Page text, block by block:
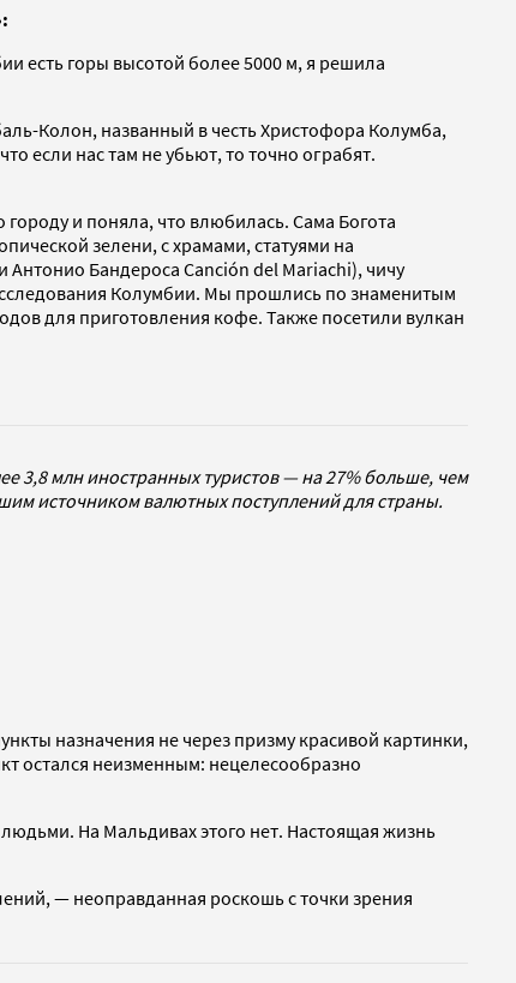
есть горы высотой более 5000 м, я решила
Колон, названный в честь Христофора Колумба,
если нас там не убьют, то точно ограбят.
и поняла, что влюбилась. Сама Богота
зелени, с храмами, статуями на
Антонио Бандероса Canción del Mariachi), чичу
Колумбии. Мы прошлись по знаменитым
для приготовления кофе. Также посетили вулкан
3,8 млн иностранных туристов — на 27% больше, чем
источником валютных поступлений для страны.
назначения не через призму красивой картинки,
остался неизменным: нецелесообразно
На Мальдивах этого нет. Настоящая жизнь
— неоправданная роскошь с точки зрения